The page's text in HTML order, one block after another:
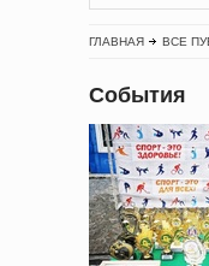
ГЛАВНАЯ ВСЕ
События